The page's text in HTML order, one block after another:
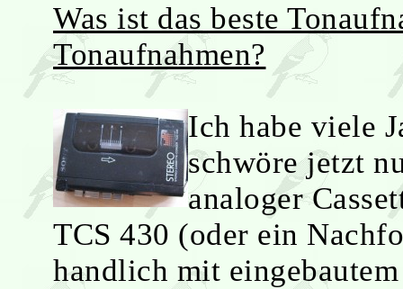
Was ist das beste
Tonaufnahmen?
Ich habe viele
schwöre jetzt
analoger
TCS 430 (oder ein
handlich mit